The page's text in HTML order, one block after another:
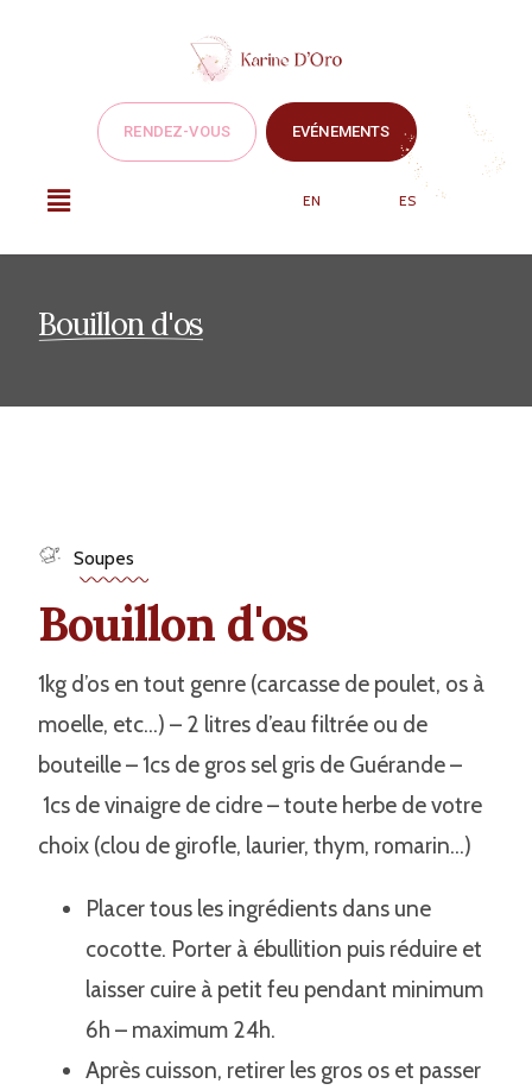
RENDEZ-VOUS EVÉNEMENTS
EN ES
Bouillon d'os
Soupes
Bouillon d'os
1kg d’os en tout genre (carcasse de poulet, os à
moelle, etc…) – 2 litres d’eau filtrée ou de
bouteille – 1cs de gros sel gris de Guérande –
1cs de vinaigre de cidre – toute herbe de votre
choix (clou de girofle, laurier, thym, romarin…)
Placer tous les ingrédients dans une
cocotte. Porter à ébullition puis réduire et
laisser cuire à petit feu pendant minimum
6h – maximum 24h.
Après cuisson, retirer les gros os et passer